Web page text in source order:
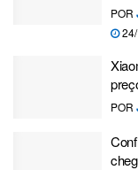
POR
24/
POR